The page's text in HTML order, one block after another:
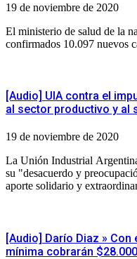
19 de noviembre de 2020
El ministerio de salud de la
confirmados 10.097 nuevos
[Audio] UIA contra el
al sector productivo y al
19 de noviembre de 2020
La Unión Industrial
su "desacuerdo y
aporte solidario y
[Audio] Darío Diaz »
mínima cobrarán